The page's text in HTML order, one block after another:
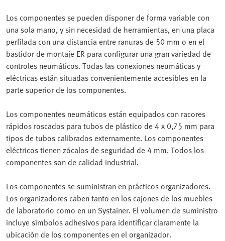
Los componentes se pueden disponer de forma variable con
una sola mano, y sin necesidad de herramientas, en una placa
perfilada con una distancia entre ranuras de 50 mm o en el
bastidor de montaje ER para configurar una gran variedad de
controles neumáticos. Todas las conexiones neumáticas y
eléctricas están situadas convenientemente accesibles en la
parte superior de los componentes.
Los componentes neumáticos están equipados con racores
rápidos roscados para tubos de plástico de 4 x 0,75 mm para
tipos de tubos calibrados externamente. Los componentes
eléctricos tienen zócalos de seguridad de 4 mm. Todos los
componentes son de calidad industrial.
Los componentes se suministran en prácticos organizadores.
Los organizadores caben tanto en los cajones de los muebles
de laboratorio como en un Systainer. El volumen de suministro
incluye símbolos adhesivos para identificar claramente la
ubicación de los componentes en el organizador.